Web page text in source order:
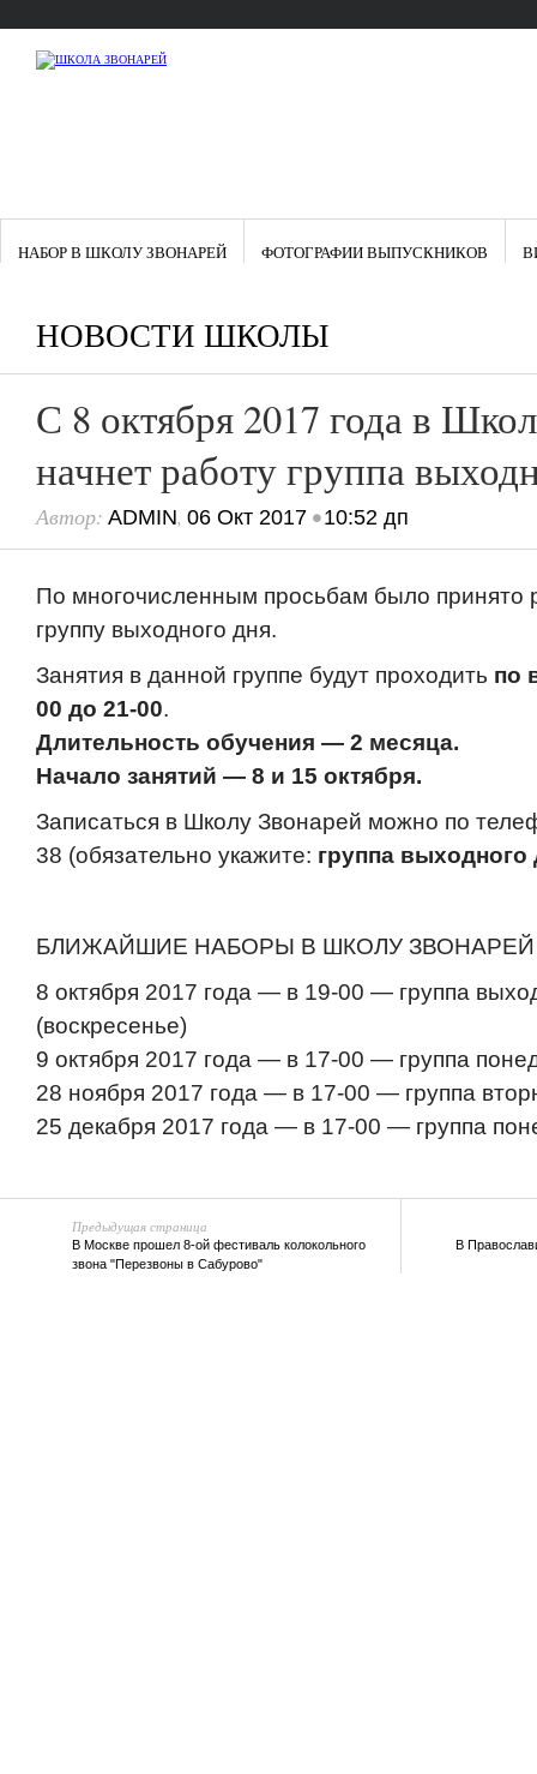
НАБОР В ШКОЛУ ЗВОНАРЕЙ ФОТОГРАФИИ ВЫПУСКНИКОВ
НОВОСТИ ШКОЛЫ
С 8 октября 2017 года в
начнет работу группа
Автор: ADMIN, 06 Окт 2017 •10:52 дп
По многочисленным просьбам было принято
группу выходного дня.
Занятия в данной группе будут проходить по
00 до 21-00.
Длительность обучения — 2 месяца.
Начало занятий — 8 и 15 октября.
Записаться в Школу Звонарей можно по
38 (обязательно укажите: группа выходного
БЛИЖАЙШИЕ НАБОРЫ В ШКОЛУ ЗВОНАРЕЙ
8 октября 2017 года — в 19-00 — группа
(воскресенье)
9 октября 2017 года — в 17-00 — группа
28 ноября 2017 года — в 17-00 — группа
25 декабря 2017 года — в 17-00 — группа
Предыдущая страница
В Москве прошел 8-ой фестиваль колокольного
звона "Перезвоны в Сабурово"
В